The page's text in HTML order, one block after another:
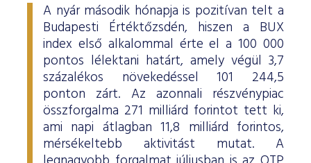
A nyár második hónapja is pozitívan telt a
Budapesti Értéktőzsdén, hiszen a BUX
index első alkalommal érte el a 100 000
pontos lélektani határt, amely végül 3,7
százalékos növekedéssel 101 244,5
ponton zárt. Az azonnali részvénypiac
összforgalma 271 milliárd forintot tett ki,
ami napi átlagban 11,8 milliárd forintos,
mérsékeltebb aktivitást mutat. A